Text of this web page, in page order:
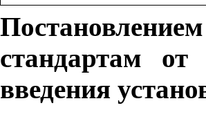
стандартам
введения